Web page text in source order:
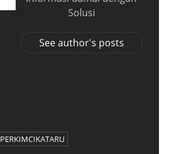
Solusi
See author's posts
PERKIMCIKATARU